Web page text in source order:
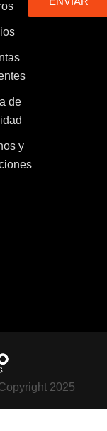
de
y
2025